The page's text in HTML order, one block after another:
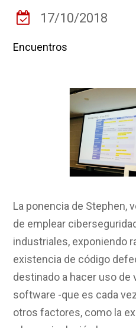
17/10/2018
Encuentros
La ponencia de Stephen,
de emplear
industriales, exponiendo
existencia de código
destinado a hacer uso de
software -que es cada
otros factores, como la